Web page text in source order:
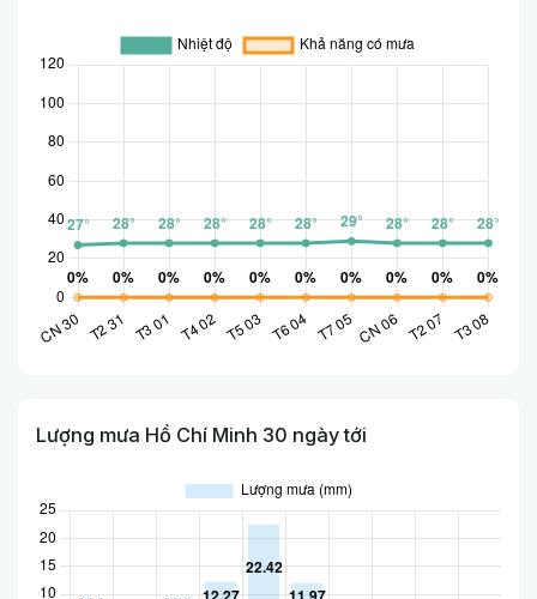
Lượng mưa Hồ Chí Minh 30 ngày tới